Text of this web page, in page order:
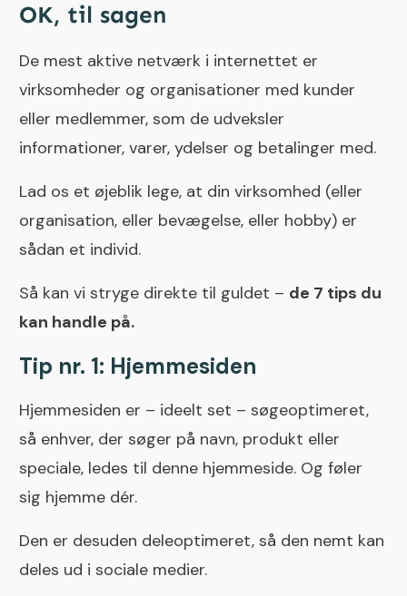
OK, til sagen
De mest aktive netværk i internettet er
virksomheder og organisationer med kunder
eller medlemmer, som de udveksler
informationer, varer, ydelser og betalinger med.
Lad os et øjeblik lege, at din virksomhed (eller
organisation, eller bevægelse, eller hobby) er
sådan et individ.
Så kan vi stryge direkte til guldet – de 7 tips du
kan handle på.
Tip nr. 1: Hjemmesiden
Hjemmesiden er – ideelt set – søgeoptimeret,
så enhver, der søger på navn, produkt eller
speciale, ledes til denne hjemmeside. Og føler
sig hjemme dér.
Den er desuden deleoptimeret, så den nemt kan
deles ud i sociale medier.